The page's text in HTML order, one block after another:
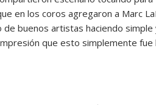
en los coros agregaron a Marc
buenos artistas haciendo
que esto simplemente